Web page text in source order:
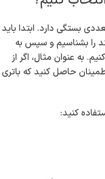
بستگی دارد. ابتدا باید
را بشناسیم و سپس به
به عنوان مثال، اگر از
حاصل کنید که باتری
کنید: